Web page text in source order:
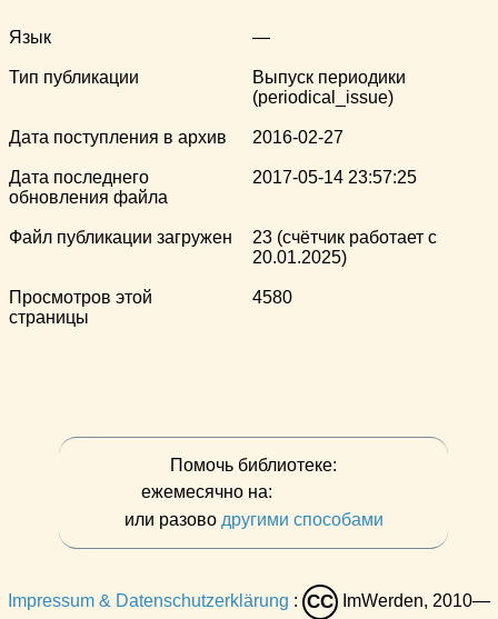
Язык —
Тип публикации
Выпуск периодики
(periodical_issue)
Дата поступления в архив 2016-02-27
Дата последнего
обновления файла
2017-05-14 23:57:25
Файл публикации загружен
23 (счётчик работает с
20.01.2025)
Просмотров этой
страницы
4580
Помочь библиотеке:
ежемесячно на:
или разово другими способами
Impressum & Datenschutzerklärung : CC ImWerden, 2010—